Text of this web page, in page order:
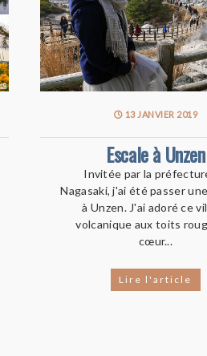
13 JANVIER 2019
Escale à Unzen
Invitée par la
Nagasaki, j'ai été passer
à Unzen. J'ai adoré ce
volcanique aux toits
cœur...
Lire l'article